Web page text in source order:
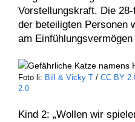
Vorstellungskraft. Die
der beteiligten Personen
am
Foto li: Bill & Vicky T / CC BY
2.0
Kind 2: „Wollen wir